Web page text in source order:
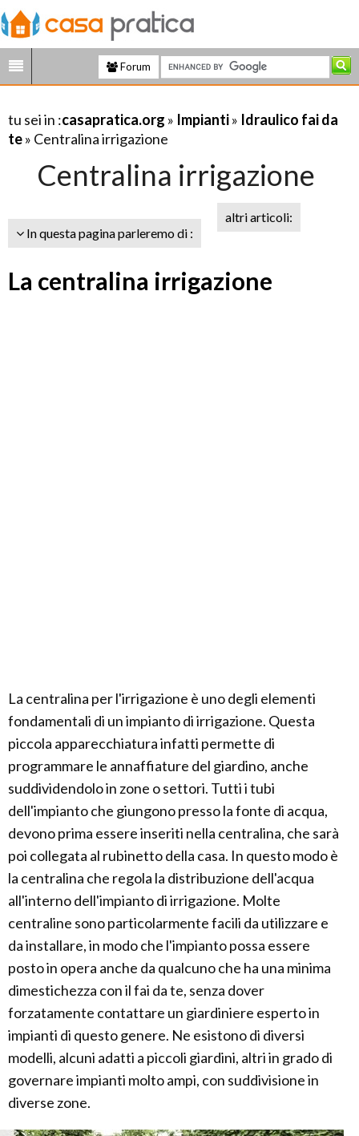
Forum
tu sei in :casapratica.org » Impianti» Idraulico fai da
te» Centralina irrigazione
Centralina irrigazione
In questa pagina parleremo di :
altri articoli:
La centralina irrigazione
La centralina per l'irrigazione è uno degli elementi
fondamentali di un impianto di irrigazione. Questa
piccola apparecchiatura infatti permette di
programmare le annaffiature del giardino, anche
suddividendolo in zone o settori. Tutti i tubi
dell'impianto che giungono presso la fonte di acqua,
devono prima essere inseriti nella centralina, che sarà
poi collegata al rubinetto della casa. In questo modo è
la centralina che regola la distribuzione dell'acqua
all'interno dell'impianto di irrigazione. Molte
centraline sono particolarmente facili da utilizzare e
da installare, in modo che l'impianto possa essere
posto in opera anche da qualcuno che ha una minima
dimestichezza con il fai da te, senza dover
forzatamente contattare un giardiniere esperto in
impianti di questo genere. Ne esistono di diversi
modelli, alcuni adatti a piccoli giardini, altri in grado di
governare impianti molto ampi, con suddivisione in
diverse zone.